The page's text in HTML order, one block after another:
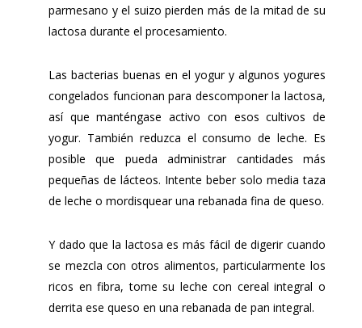
parmesano y el suizo pierden más de la mitad de su
lactosa durante el procesamiento.
Las bacterias buenas en el yogur y algunos yogures
congelados funcionan para descomponer la lactosa,
así que manténgase activo con esos cultivos de
yogur. También reduzca el consumo de leche. Es
posible que pueda administrar cantidades más
pequeñas de lácteos. Intente beber solo media taza
de leche o mordisquear una rebanada fina de queso.
Y dado que la lactosa es más fácil de digerir cuando
se mezcla con otros alimentos, particularmente los
ricos en fibra, tome su leche con cereal integral o
derrita ese queso en una rebanada de pan integral.